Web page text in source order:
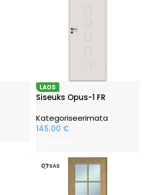
LAOS
Siseuks Opus-1 FR
Kategoriseerimata
145.00 €
OTSAS